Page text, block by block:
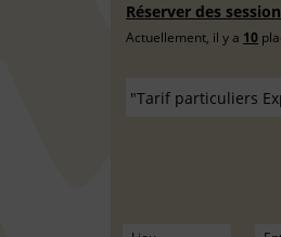
Réserver des
Actuellement, il y a 10